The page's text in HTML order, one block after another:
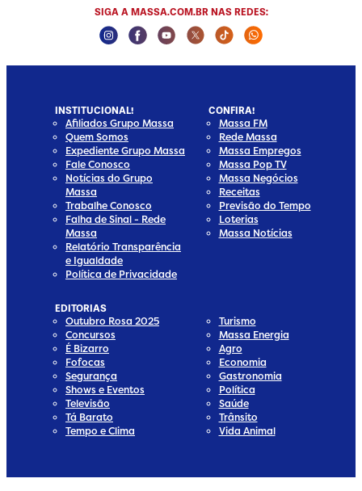
SIGA A MASSA.COM.BR NAS REDES:
Instagram Social Media
Facebook Social Media
Youtube Social Media
Twitter Social Media
Tiktok Social Media
Whatsapp
INSTITUCIONAL!
Afiliados Grupo Massa
Quem Somos
Expediente Grupo Massa
Fale Conosco
Notícias do Grupo
Massa
Trabalhe Conosco
Falha de Sinal - Rede
Massa
Relatório Transparência
e Igualdade
Política de Privacidade
CONFIRA!
Massa FM
Rede Massa
Massa Empregos
Massa Pop TV
Massa Negócios
Receitas
Previsão do Tempo
Loterias
Massa Notícias
EDITORIAS
Outubro Rosa 2025
Concursos
É Bizarro
Fofocas
Segurança
Shows e Eventos
Televisão
Tá Barato
Tempo e Clima
Turismo
Massa Energia
Agro
Economia
Gastronomia
Política
Saúde
Trânsito
Vida Animal